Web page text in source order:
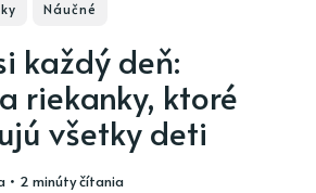
Náučné
každý deň:
riekanky, ktoré
všetky deti
• 2 minúty čítania